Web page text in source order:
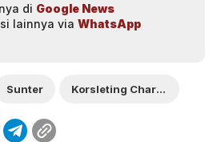
di Google News
lainnya via WhatsApp
Sunter Korsleting Charger HP